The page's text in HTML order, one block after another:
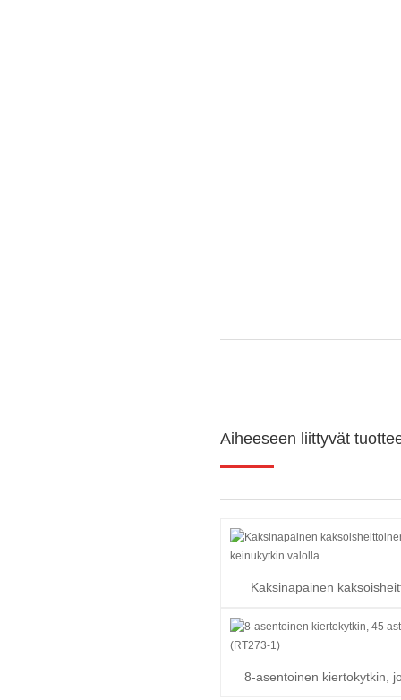
Aiheeseen liittyvät
Kaksinapainen
8-asentoinen kiertokytkin,